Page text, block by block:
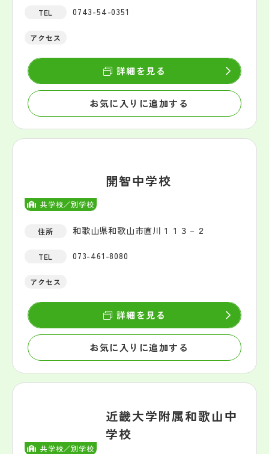
TEL 0743-54-0351
アクセス
お気に入りに追加する
詳細を見る
共学校／別学校
開智中学校
住所 和歌山県和歌山市直川１１３－２
TEL 073-461-8080
アクセス
お気に入りに追加する
詳細を見る
共学校／別学校
近畿大学附属和歌山中
学校